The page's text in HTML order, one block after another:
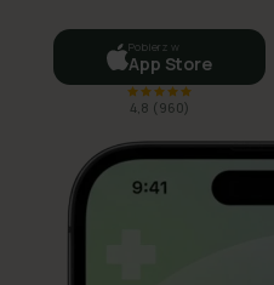
Pobierz w
App Store
4,8 ( 960)